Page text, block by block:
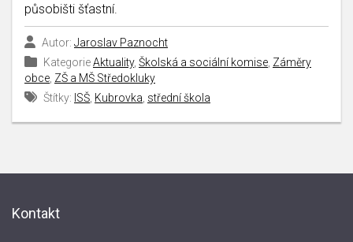
působišti šťastní.
Autor: Jaroslav Paznocht
KategorieAktuality, Školská a sociální komise Záměry
obce ZŠ a MŠ Středokluky
Štítky: ISŠ Kubrovka střední škola
Kontakt